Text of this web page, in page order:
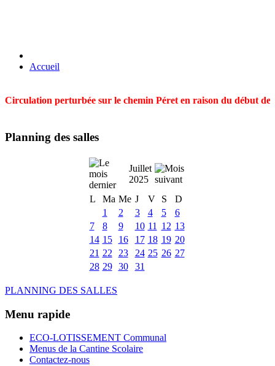
Accueil
Circulation perturbée sur le chemin Péret en raison du début
Planning des salles
Juillet
2025
L
Ma Me J V S
D
1
2 3 4 5
6
7
8 9 10 11 12 13
14 15 16 17 18 19 20
21 22 23 24 25 26 27
28 29 30 31
PLANNING DES SALLES
Menu rapide
ECO-LOTISSEMENT Communal
Menus de la Cantine Scolaire
Contactez-nous